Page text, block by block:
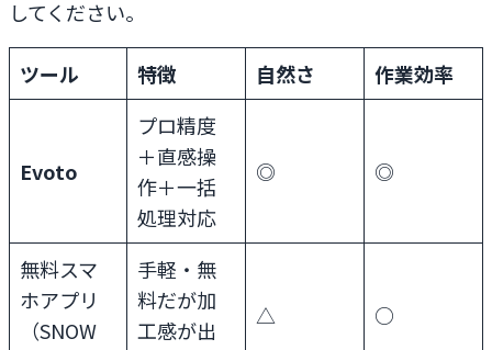
してください。
ツール 特徴 自然さ 作業効率
Evoto
プロ精度
＋直感操
作＋一括
処理対応
◎ ◎
無料スマ
ホアプリ
（SNOW
手軽・無
料だが加
工感が出
△ ○